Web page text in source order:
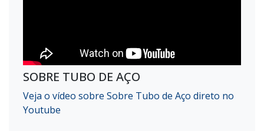
SOBRE TUBO DE AÇO
Veja o vídeo sobre Sobre Tubo de Aço direto no
Youtube